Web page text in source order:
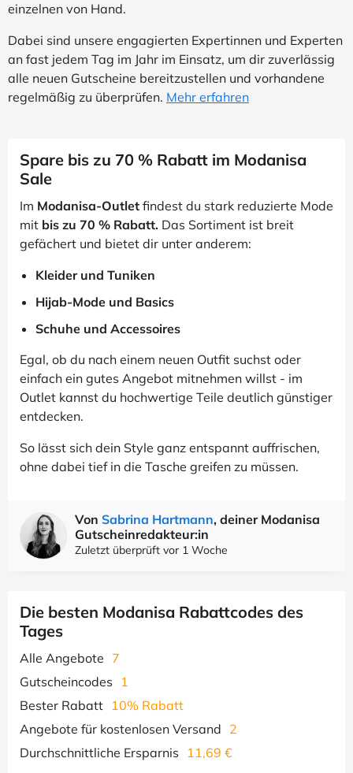
einzelnen von Hand.
Dabei sind unsere engagierten Expertinnen und Experten
an fast jedem Tag im Jahr im Einsatz, um dir zuverlässig
alle neuen Gutscheine bereitzustellen und vorhandene
regelmäßig zu überprüfen. Mehr erfahren
Spare bis zu 70 % Rabatt im Modanisa
Sale
Im Modanisa-Outlet findest du stark reduzierte Mode
mit bis zu 70 % Rabatt. Das Sortiment ist breit
gefächert und bietet dir unter anderem:
Kleider und Tuniken
Hijab-Mode und Basics
Schuhe und Accessoires
Egal, ob du nach einem neuen Outfit suchst oder
einfach ein gutes Angebot mitnehmen willst - im
Outlet kannst du hochwertige Teile deutlich günstiger
entdecken.
So lässt sich dein Style ganz entspannt auffrischen,
ohne dabei tief in die Tasche greifen zu müssen.
Von Sabrina Hartmann, deiner Modanisa
Gutscheinredakteur:in
Zuletzt überprüft vor 1 Woche
Die besten Modanisa Rabattcodes des
Tages
Alle Angebote 7
Gutscheincodes
1
Bester Rabatt 10% Rabatt
Angebote für kostenlosen Versand 2
Durchschnittliche Ersparnis
11,69 €